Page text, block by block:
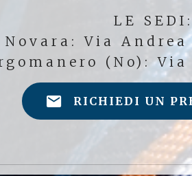
LE SEDI:
Novara: Via
(No):
RICHIEDI UN